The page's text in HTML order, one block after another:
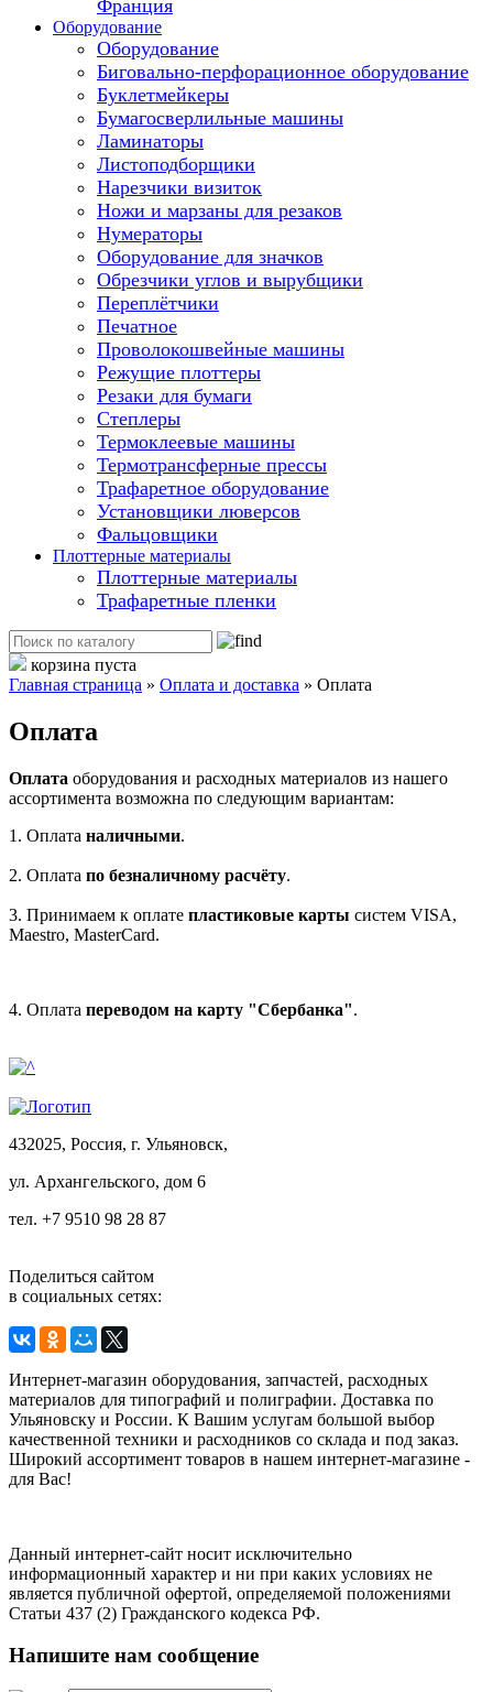
Франция
Оборудование
Оборудование
Биговально-перфорационное оборудование
Буклетмейкеры
Бумагосверлильные машины
Ламинаторы
Листоподборщики
Нарезчики визиток
Ножи и марзаны для резаков
Нумераторы
Оборудование для значков
Обрезчики углов и вырубщики
Переплётчики
Печатное
Проволокошвейные машины
Режущие плоттеры
Резаки для бумаги
Степлеры
Термоклеевые машины
Термотрансферные прессы
Трафаретное оборудование
Установщики люверсов
Фальцовщики
Плоттерные материалы
Плоттерные материалы
Трафаретные пленки
корзина пуста
Главная страница » Оплата и доставка » Оплата
Оплата
Оплата оборудования и расходных материалов из нашего
ассортимента возможна по следующим вариантам:
1. Оплата наличными.
2. Оплата по безналичному расчёту.
3. Принимаем к оплате пластиковые карты систем VISA,
Maestro, MasterCard.
4. Оплата переводом на карту "Сбербанка".
432025, Россия, г. Ульяновск,
ул. Архангельского, дом 6
тел. +7 9510 98 28 87
Поделиться сайтом
в социальных сетях:
Интернет-магазин оборудования, запчастей, расходных
материалов для типографий и полиграфии. Доставка по
Ульяновску и России. К Вашим услугам большой выбор
качественной техники и расходников со склада и под заказ.
Широкий ассортимент товаров в нашем интернет-магазине -
для Вас!
Данный интернет-сайт носит исключительно
информационный характер и ни при каких условиях не
является публичной офертой, определяемой положениями
Статьи 437 (2) Гражданского кодекса РФ.
Напишите нам сообщение